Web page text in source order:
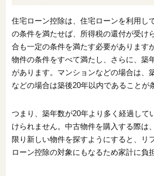
住宅ローン控除は、住宅ローンを利用し
の条件を満たせば、所得税の還付が受け
合も一定の条件を満たす必要があります
物件の条件をすべて満たし、さらに、築
があります。マンションなどの場合は、
などの場合は築後20年以内であることが
つまり、築年数が20年より多く経過して
けられません。中古物件を購入する際は
限り新しい物件を探すようにすると、リ
ローン控除の対象にもなるため家計に負